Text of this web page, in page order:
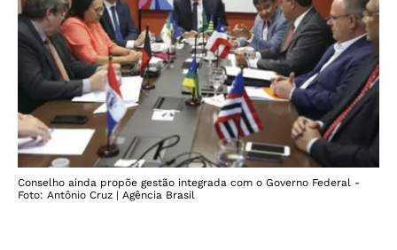
Conselho ainda propõe gestão integrada com o Governo Federal -
Foto: Antônio Cruz | Agência Brasil